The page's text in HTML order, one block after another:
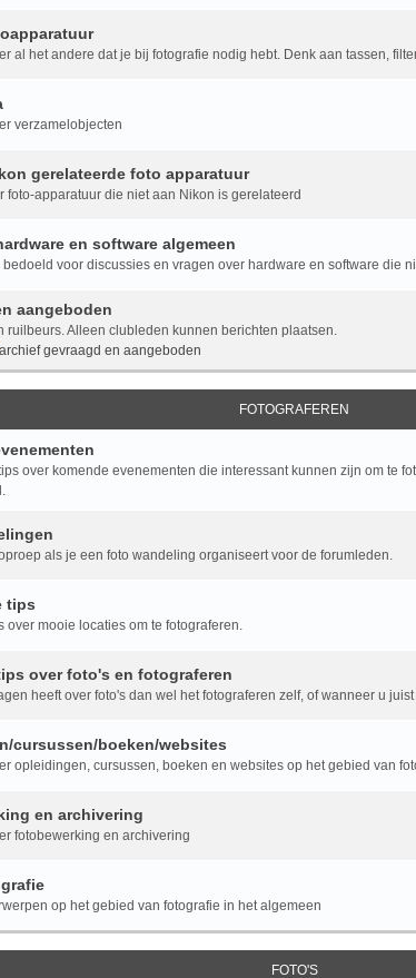
al het andere dat je bij fotografie nodig hebt. Denk aan tassen,
verzamelobjecten
gerelateerde foto apparatuur
foto-apparatuur die niet aan Nikon is gerelateerd
en software algemeen
bedoeld voor discussies en vragen over hardware en software die
aangeboden
ruilbeurs. Alleen clubleden kunnen berichten plaatsen.
archief gevraagd en aangeboden
FOTOGRAFEREN
over komende evenementen die interessant kunnen zijn om te
als je een foto wandeling organiseert voor de forumleden.
tips
over mooie locaties om te fotograferen.
over foto's en fotograferen
heeft over foto's dan wel het fotograferen zelf, of wanneer u
cursussen/boeken/websites
opleidingen, cursussen, boeken en websites op het gebied van
en archivering
fotobewerking en archivering
op het gebied van fotografie in het algemeen
FOTO'S